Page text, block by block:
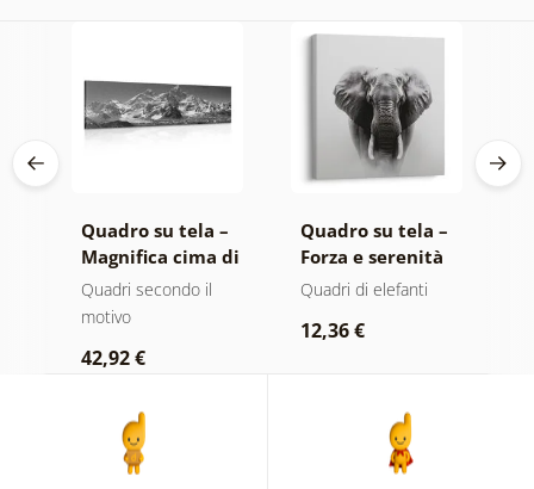
Quadro su tela –
Magnifica cima di
montagna in
bianco e nero
Quadri secondo il
motivo
42,92 €
Quadro su tela –
Forza e serenità
dell'elefante
Quadri di elefanti
12,36 €